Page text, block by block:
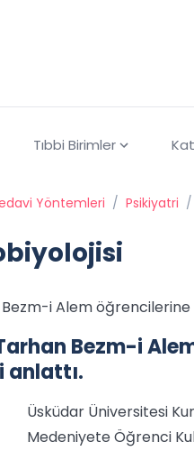
Tıbbi Birimler
Yöntemleri / Psikiyatri /
i Alem öğrencilerine
Bezm-i
anlattı.
Üsküdar Üniversitesi
Medeniyete Öğrenci